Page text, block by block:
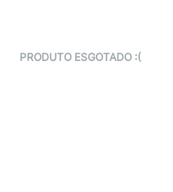
PRODUTO ESGOTADO :(